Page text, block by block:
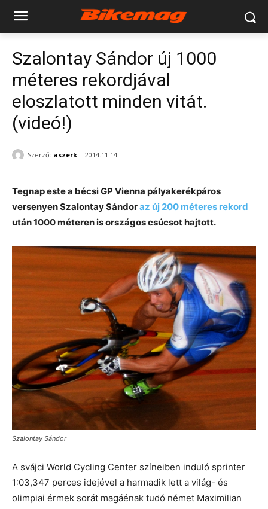
Szalontay Sándor új 1000
méteres rekordjával
eloszlatott minden vitát.
(videó!)
Szerző: aszerk 2014.11.14.
Tegnap este a bécsi GP Vienna pályakerékpáros
versenyen Szalontay Sándoraz új 200 méteres rekord
után 1000 méteren is országos csúcsot hajtott.
Szalontay Sándor
A svájci World Cycling Center színeiben induló sprinter
1:03,347 perces idejével a harmadik lett a világ- és
olimpiai érmek sorát magáénak tudó német Maximilian